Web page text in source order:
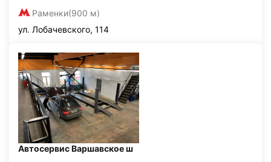
Раменки(900 м)
ул. Лобачевского, 114
Автосервис Варшавское ш